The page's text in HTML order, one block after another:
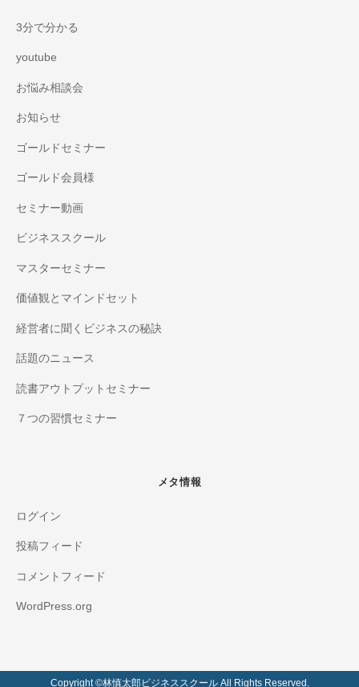
3分で分かる
youtube
お悩み相談会
お知らせ
ゴールドセミナー
ゴールド会員様
セミナー動画
ビジネススクール
マスターセミナー
価値観とマインドセット
経営者に聞くビジネスの秘訣
話題のニュース
読書アウトプットセミナー
７つの習慣セミナー
メタ情報
ログイン
投稿フィード
コメントフィード
WordPress.org
Copyright ©️林慎太郎ビジネススクール All Rights Reserved.